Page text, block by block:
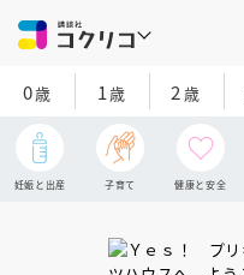
0歳 1歳 2 歳
妊娠と出産 子育て 健康と安全